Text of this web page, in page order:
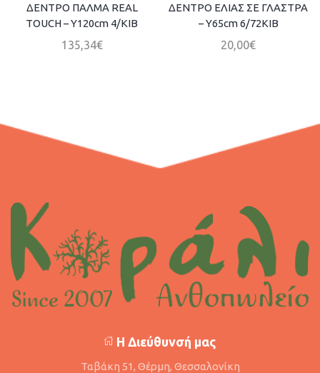
ΔΕΝΤΡΟ ΠΑΛΜΑ REAL
TOUCH – Y120cm 4/ΚΙΒ
135,34€
ΔΕΝΤΡΟ ΕΛΙΑΣ ΣΕ ΓΛΑΣΤΡΑ
– Y65cm 6/72ΚΙΒ
20,00€
Η Διεύθυνσή μας
Ταβάκη 51, Θέρμη, Θεσσαλονίκη